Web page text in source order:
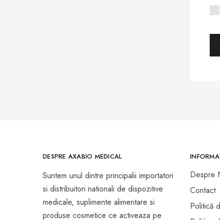
DESPRE AXABIO MEDICAL
Suntem unul dintre principalii importatori
si distribuitori nationali de dispozitive
medicale, suplimente alimentare si
produse cosmetice ce activeaza pe
Despre
Contact
Politică